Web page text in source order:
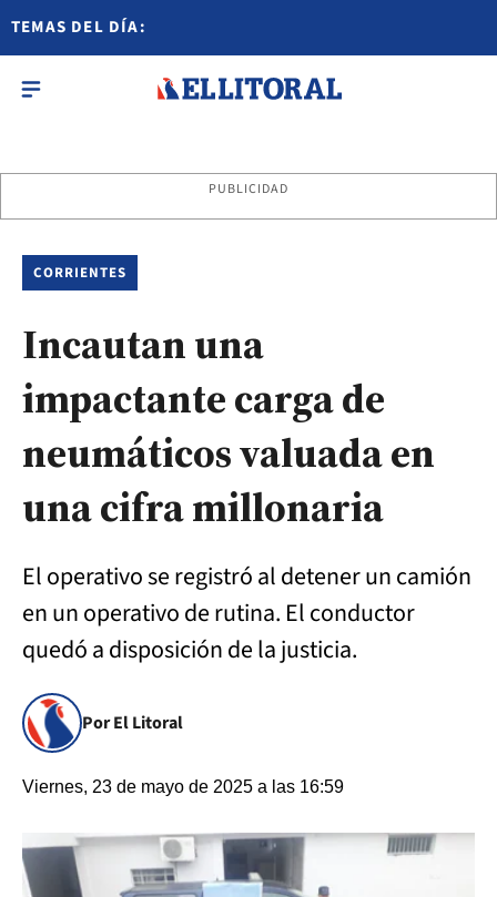
TEMAS DEL DÍA:
PUBLICIDAD
CORRIENTES
Incautan una
impactante carga de
neumáticos valuada en
una cifra millonaria
El operativo se registró al detener un camión
en un operativo de rutina. El conductor
quedó a disposición de la justicia.
Por El Litoral
Viernes, 23 de mayo de 2025 a las 16:59